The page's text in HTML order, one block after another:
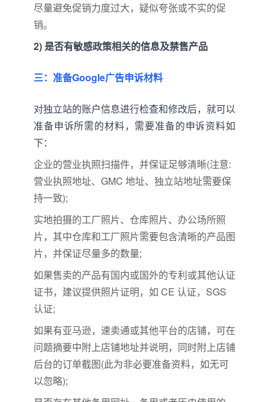
尽量避免促销力度过大，疑似夸张或不实的促
销。
2) 是否有敏感政策相关的信息及禁售产品
三：准备Google广告申诉材料
对独立站的账户信息进行检查和修改后，就可以
准备申诉所需的材料，需要准备的申诉资料如
下：
企业的营业执照扫描件，并保证足够清晰(注意:
营业执照地址、GMC 地址、独立站地址需要保
持一致);
实地拍摄的工厂照片、仓库照片、办公场所照
片，其中仓库和工厂照片需要包含清晰的产品图
片，并保证尽量多的数量;
如果售卖的产品有国内或国外的专利或其他认证
证书，建议提供照片证明，如 CE 认证，SGS
认证;
如果有亚马逊，速卖通或其他平台的店铺，可在
问题摘要中附上店铺地址并说明，同时附上店铺
后台的订单截图(此为非必要准备资料，如无可
以忽略);